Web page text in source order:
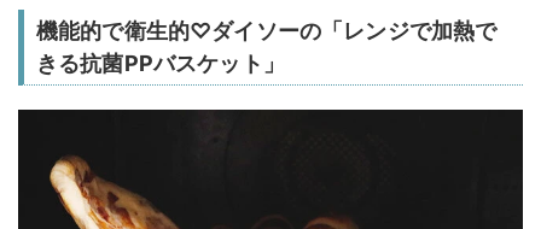
機能的で衛生的♡ダイソーの「レンジで加熱で
きる抗菌PPバスケット」